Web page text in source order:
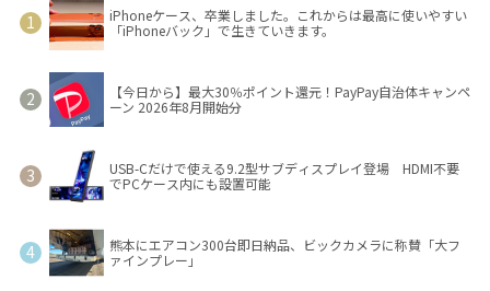
iPhoneケース、卒業しました。これからは最高に使いやすい
「iPhoneバック」で生きていきます。
【今日から】最大30％ポイント還元！PayPay自治体キャンペ
ーン 2026年8月開始分
USB-Cだけで使える9.2型サブディスプレイ登場 HDMI不要
でPCケース内にも設置可能
熊本にエアコン300台即日納品、ビックカメラに称賛「大フ
ァインプレー」